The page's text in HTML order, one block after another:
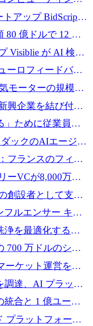
要取引所に上場
アップ BidScript
万ドルを突破
80 億ドルで 12 億
Visiblie が AI 検索
ロを調達
ーロフィードバッ
に65万ユーロを確
モーターの規模拡
興企業を結び付け
始」ために従業員に
付けを実施
ックのAIエージェ
の資金調達で
フランスのフィン
ーVCが8,000万ド
事務所を開設
創設者として支援
ンドを立ち上げる
ルエンサー キャ
にシリーズ A で
浄を最適化するた
700 万ドルのシー
ーケット運営を自
を調達
調達、AI プラット
子ども向け言語療
統合と 1 億ユーロ
資に拡大
プラットフォーム